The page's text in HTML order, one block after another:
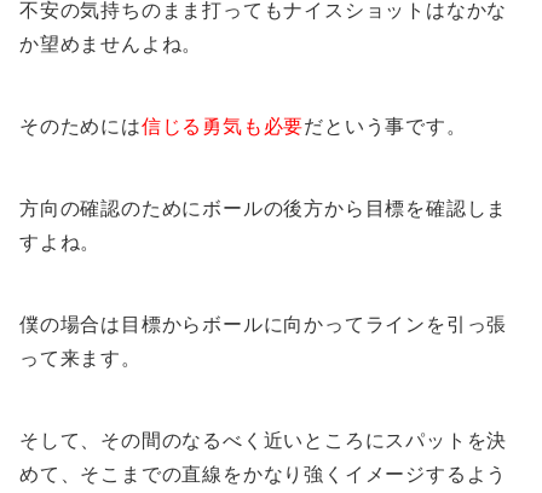
不安の気持ちのまま打ってもナイスショットはなかな
か望めませんよね。
そのためには信じる勇気も必要だという事です。
方向の確認のためにボールの後方から目標を確認しま
すよね。
僕の場合は目標からボールに向かってラインを引っ張
って来ます。
そして、その間のなるべく近いところにスパットを決
めて、そこまでの直線をかなり強くイメージするよう